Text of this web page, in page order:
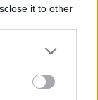
it to other
more Google
may click to
party tags to